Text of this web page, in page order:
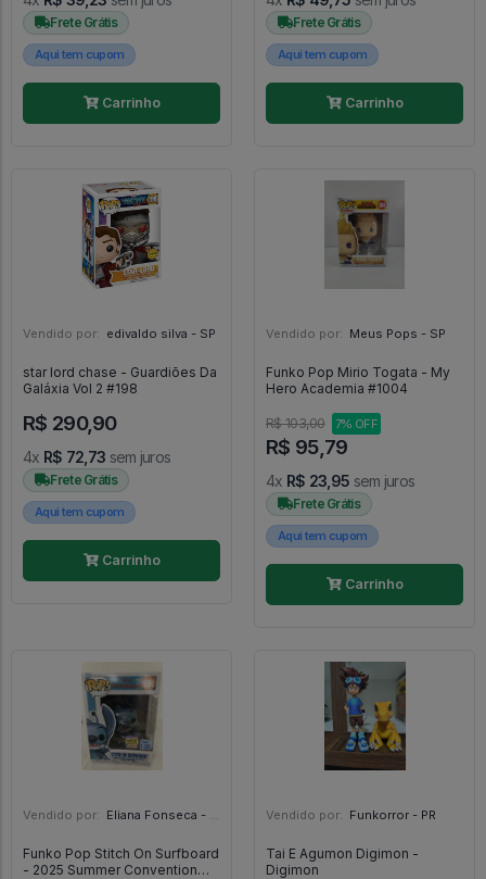
Frete Grátis
Aqui tem cupom
Carrinho
Frete Grátis
Aqui tem cupom
Carrinho
Vendido por: edivaldo silva - SP
star lord chase - Guardiões Da
Galáxia Vol 2 #198
R$ 290,90
4x R$ 72,73 sem juros
Frete Grátis
Aqui tem cupom
Carrinho
Vendido por: Meus Pops - SP
Funko Pop Mirio Togata - My
Hero Academia #1004
R$ 103,00 7% OFF
R$ 95,79
4x R$ 23,95 sem juros
Frete Grátis
Aqui tem cupom
Carrinho
Vendido por: Eliana Fonseca - SP
Funko Pop Stitch On Surfboard
- 2025 Summer Convention
Vendido por: Funkorror - PR
Tai E Agumon Digimon -
Digimon